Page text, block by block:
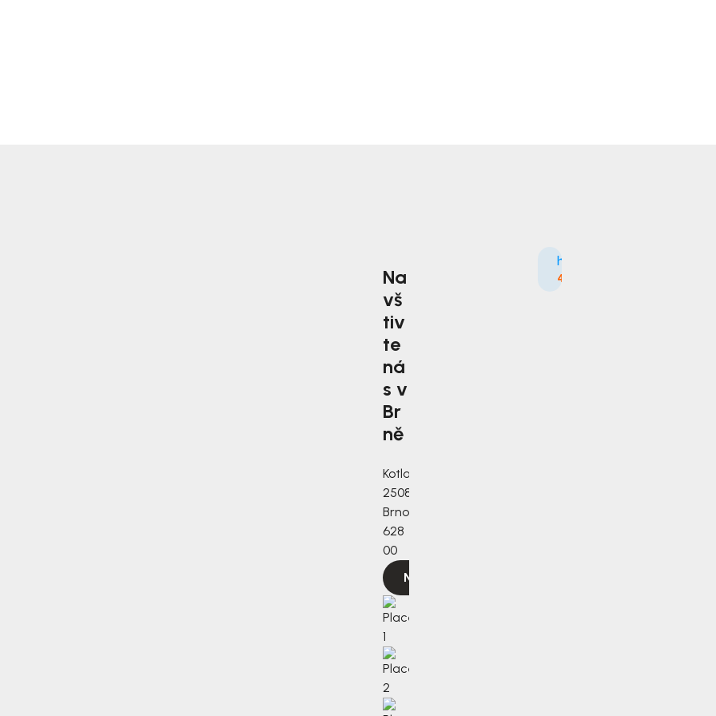
Na
vš
tiv
te
ná
s v
Br
ně
Kotlanova
2508/3a,
Brno,
628
00
Navigovat
4.9